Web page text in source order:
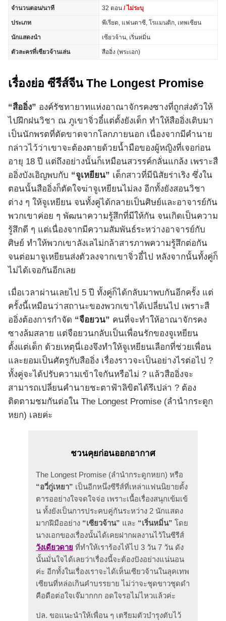
จำนวนตอน/นาที 32 ตอน / ไม่ระบุ
ประเภท พีเรียด, แฟนตาซี, โรแมนติก, เทพเซียน
นักแสดงนำ เซียวจ้าน, เริ่นหมิ่น
ตัวละครที่เซียวจ้านเล่น สืออิ่ง (พระเอก)
เรื่องย่อ ซีรีส์จีน The Longest Promise
“สืออิ่ง” องค์รัชทายาทแห่งอาณาจักรคงซางที่ถูกส่งตัวให้
ไปฝึกฝนวิชา ณ ภูเขาจิ่วอี๋แต่ตั้งยังเด็ก ทำให้สืออิ่งเติบมา
เป็นนักพรตที่ตัดขาดจากโลกภายนอก เนื่องจากมีคำนาย
กล่าวไว้ว่าเขาจะต้องตายด้วยน้ำมือของผู้หญิงที่เจอก่อน
อายุ 18 ปี แต่ถึงอย่างนั้นก็เหมือนสวรรค์กลั่นแกล้ง เพราะสื
ออิ่งบังเอิญพบกับ “จูเหยียน” เด็กสาวที่มีนิสัยร่าเริง ซึ่งใน
ตอนนั้นสืออิ่งก็ตัดใจฆ่าจูเหยียนไม่ลง อีกทั้งยังสอนวิชา
ต่าง ๆ ให้จูเหยียน จนทั้งคู่ได้กลายเป็นศิษย์และอาจารย์กัน
พวกเขาค่อย ๆ พัฒนาความรู้สึกที่มีให้กัน จนเกิดเป็นความ
รู้สึกดี ๆ แต่เนื่องจากมีความสัมพันธ์ระหว่างอาจารย์กับ
ศิษย์ ทำให้พวกเขาลังเลไม่กล้าสารภาพความรู้สึกต่อกัน
จนต่อมาจูเหยียนส่งตัวลงจากเขาจิ่วอี๋ไป หลังจากนั้นทั้งคู่ก็
ไม่ได้เจอกันอีกเลย
เมื่อเวลาผ่านเลยไป 5 ปี ทั้งคู่ก็ได้กลับมาพบกันอีกครั้ง แต่
ครั้งนี้เหมือนว่าสถานะของพวกเขาได้เปลี่ยนไป เพราะสื
ออิ่งต้องการกำจัด “จือยวน​” คนที่จะทำให้อาณาจักรคง
ซางล้มสลาย แต่จือยวน​กลับเป็นเพื่อนรักของจูเหยียน
ตั้งแต่เด็ก ด้วยเหตุนี่เองจึงทำให้จูเหยียนเลือกที่ช่วยเพื่อน
และยอมเป็นศัตรูกับสืออิ่ง เรื่องราวจะเป็นอย่างไรต่อไป ?
ทั้งคู่จะได้ปรับความเข้าใจกันหรือไม่ ? แล้วสืออิ่งจะ
สามารถเปลี่ยนคำนายชะตาฟ้าลิขิตได้รึเปล่า ? ต้อง
ติดตามชมกันต่อใน The Longest Promise (ลํานํากระดูก
หยก) เลยค่ะ
ชวนคุยก่อนออกอากาศ
The Longest Promise (ลํานํากระดูกหยก) หรือ
“อวี่กู่เหยา” เป็นอีกหนึ่งซีรีส์ที่เหล่าแฟนนิยายตั้ง
ตารออย่างใจจดใจจ่อ เพราะเนื้อเรื่องสนุกเข้มเข้
น ทั้งยังเป็นการประคบคู่กันระหว่าง 2 นักแสดง
มากฝีมืออย่าง “เซียวจ้าน” และ “เริ่นหมิ่น” โดย
นางเอกของเรื่องนั้นได้เคยฝากผลงานไว้ในซีรีส์
วังเดียวดาย ที่ทำให้เราร้องไห้ไป 3 วัน 7 วัน ดัง
นั้นมั่นใจได้เลยว่าเรื่องนี้จะต้องปังอย่างแน่นอน
ค่ะ อีกทั้งในเรื่องเราจะได้เห็นเซียวจ้านในลุคเทพ
เซียนที่หล่อเกินคำบรรยาย ไม่ว่าจะชุดขาวชุดดำ
คือดือต่อใจเจ๊มากกก อดใจรอไม่ไหวแล้วค่ะ
ปล. ขอแนะนำให้เพื่อน ๆ เตรียมตัวบำรุงตับไว้